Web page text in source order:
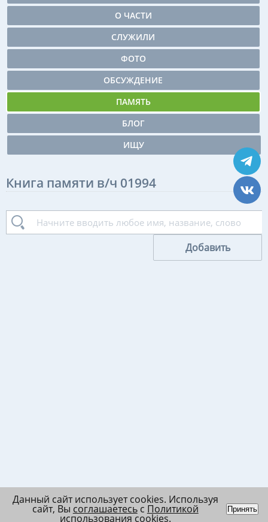
О ЧАСТИ
СЛУЖИЛИ
ФОТО
ОБСУЖДЕНИЕ
ПАМЯТЬ
БЛОГ
ИЩУ
Книга памяти в/ч 01994
Добавить
Данный сайт использует cookies. Используя
сайт, Вы соглашаетесьс Политикой
использования cookies.
Принять